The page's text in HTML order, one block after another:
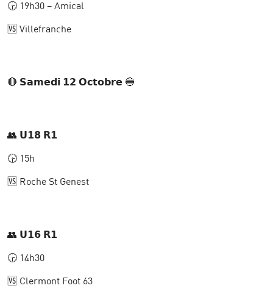
🕞 19h30 – Amical
🆚 Villefranche
🔴 𝗦𝗮𝗺𝗲𝗱𝗶 𝟭𝟮 𝗢𝗰𝘁𝗼𝗯𝗿𝗲 🔵
👥 𝗨𝟭𝟴 𝗥𝟭
🕞 15h
🆚 Roche St Genest
👥 𝗨𝟭𝟲 𝗥𝟭
🕞 14h30
🆚 Clermont Foot 63